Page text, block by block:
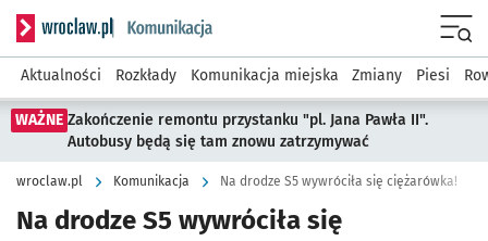
Serwis informacyjny wroclaw.pl podserwis: Komunikacja
Aktualności Rozkłady Komunikacja miejska Zmiany Piesi
WAŻNE Zakończenie remontu przystanku "pl. Jana Pawła II".
Autobusy będą się tam znowu zatrzymywać
wroclaw.pl Komunikacja Na drodze S5 wywróciła się ciężarówka!
Na drodze S5 wywróciła się